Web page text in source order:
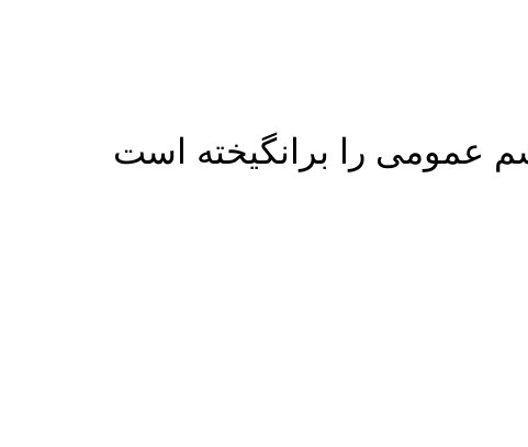
عمومی را برانگیخته است